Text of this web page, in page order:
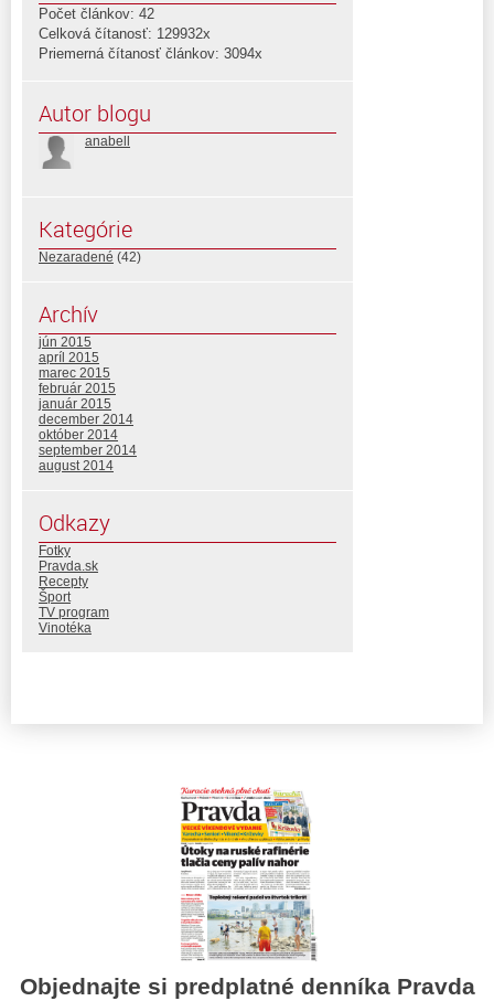
Počet článkov: 42
Celková čítanosť: 129932x
Priemerná čítanosť článkov: 3094x
Autor blogu
anabell
Kategórie
Nezaradené (42)
Archív
jún 2015
apríl 2015
marec 2015
február 2015
január 2015
december 2014
október 2014
september 2014
august 2014
Odkazy
Fotky
Pravda.sk
Recepty
Šport
TV program
Vinotéka
Objednajte si predplatné denníka Pravda